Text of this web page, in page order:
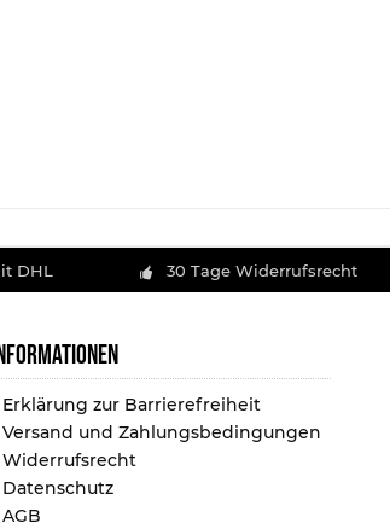
DHL 30 Tage Widerrufsrecht
Erklärung zur Barrierefreiheit
Versand und Zahlungsbedingungen
Widerrufsrecht
Datenschutz
AGB